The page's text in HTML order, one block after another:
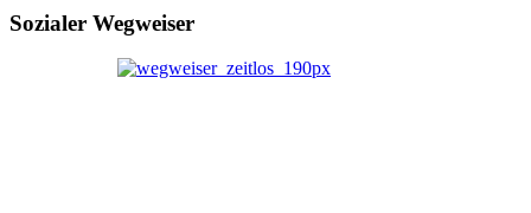
Sozialer Wegweiser